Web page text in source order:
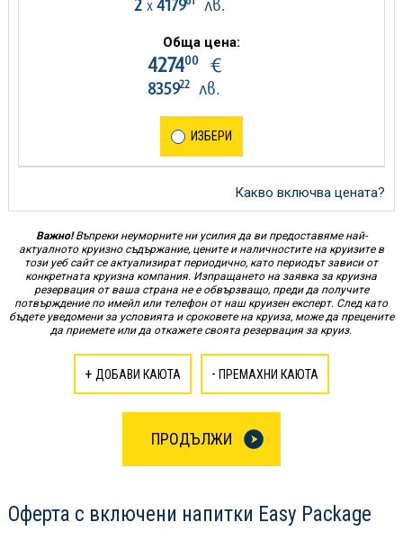
2 х 4179 лв.
Обща цена:
427400€
835922лв.
ИЗБЕРИ
Какво включва цената?
Важно!Въпреки неуморните ни усилия да ви предоставяме най-
актуалното круизно съдържание, цените и наличностите на круизите в
този уеб сайт се актуализират периодично, като периодът зависи от
конкретната круизна компания. Изпращането на заявка за круизна
резервация от ваша страна не е обвързващо, преди да получите
потвърждение по имейл или телефон от наш круизен експерт. След като
бъдете уведомени за условията и сроковете на круиза, може да прецените
да приемете или да откажете своята резервация за круиз.
+ ДОБАВИ КАЮТА - ПРЕМАХНИ КАЮТА
ПРОДЪЛЖИ
Оферта с включени напитки Easy Package